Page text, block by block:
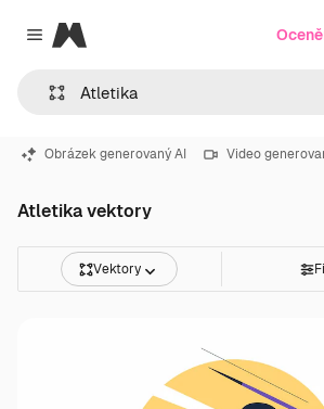
Close menu
Magnific
Obrázek generovaný AI Video
Atletika vektory
Vektory